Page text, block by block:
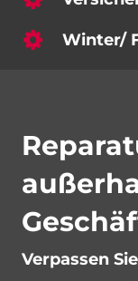
Winter/
Verpassen